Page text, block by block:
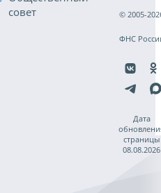
совет
© 2005-
ФНС
Дата
страницы
08.08.2026